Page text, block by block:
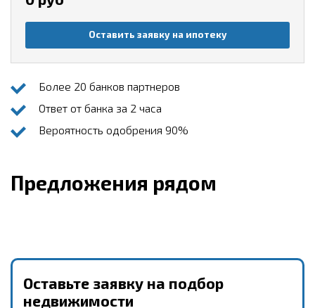
Оставить заявку на ипотеку
Более 20 банков партнеров
Ответ от банка за 2 часа
Вероятность одобрения 90%
Предложения рядом
Оставьте заявку на подбор
недвижимости